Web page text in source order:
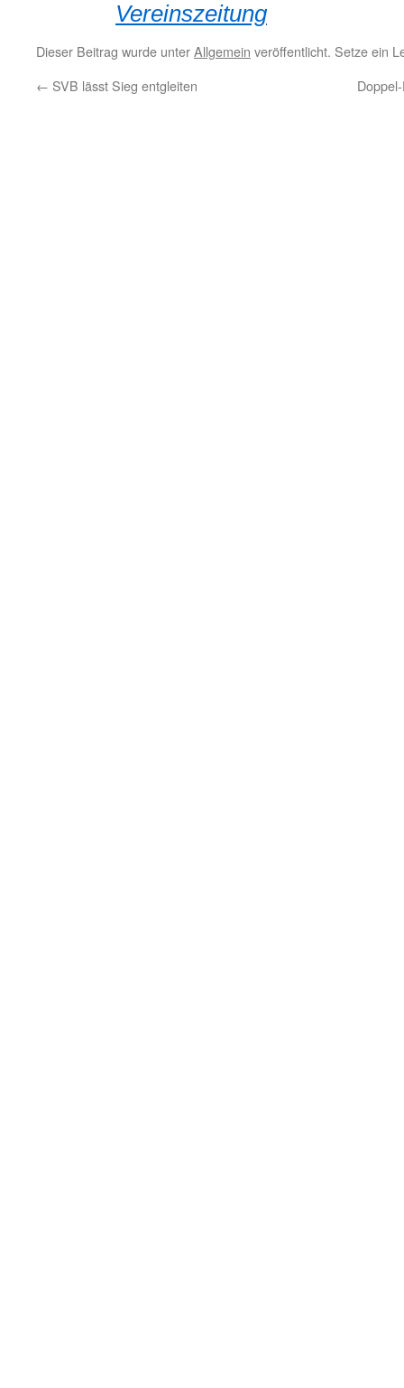
Vereinszeitung
Dieser Beitrag wurde unterAllgemein veröffentlicht. Setze ein
← SVB lässt Sieg entgleiten